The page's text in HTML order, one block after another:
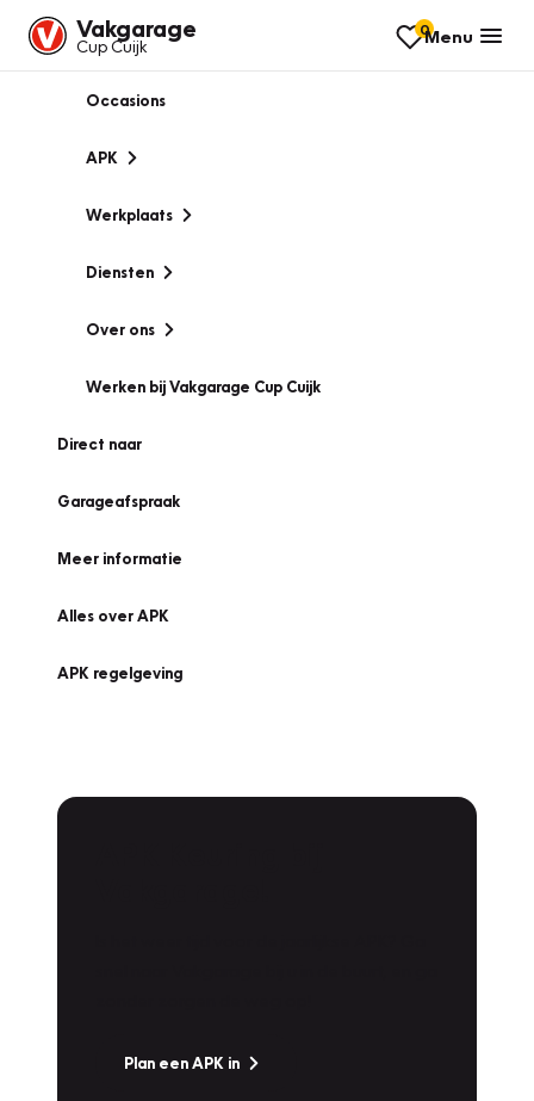
Vakgarage
Cup Cuijk
0Menu
Occasions
APK
Werkplaats
Diensten
Over ons
Werken bij Vakgarage Cup Cuijk
Direct naar
Garageafspraak
Meer informatie
Alles over APK
APK regelgeving
Plan een APK in